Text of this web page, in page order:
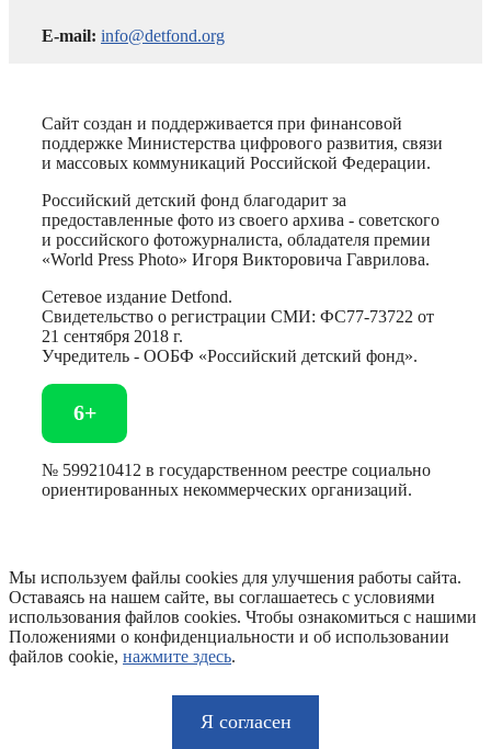
E-mail: info@detfond.org
Сайт создан и поддерживается при финансовой
поддержке Министерства цифрового развития, связи
и массовых коммуникаций Российской Федерации.
Российский детский фонд благодарит за
предоставленные фото из своего архива - советского
и российского фотожурналиста, обладателя премии
«World Press Photo» Игоря Викторовича Гаврилова.
Сетевое издание Detfond.
Свидетельство о регистрации СМИ: ФС77-73722 от
21 сентября 2018 г.
Учредитель - ООБФ «Российский детский фонд».
6+
№ 599210412 в государственном реестре социально
ориентированных некоммерческих организаций.
Мы используем файлы cookies для улучшения работы сайта.
Оставаясь на нашем сайте, вы соглашаетесь с условиями
использования файлов cookies. Чтобы ознакомиться с нашими
Положениями о конфиденциальности и об использовании
файлов cookie, нажмите здесь.
Я согласен